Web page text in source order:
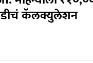
कॅलक्युलेशन